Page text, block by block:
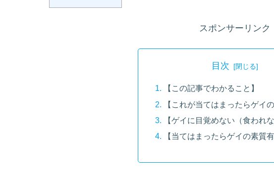
スポンサーリンク
目次
【この記事でわかること】
【これが当てはまったらゲイ
【ゲイに目覚めない（食われ
【当てはまったらゲイの素質